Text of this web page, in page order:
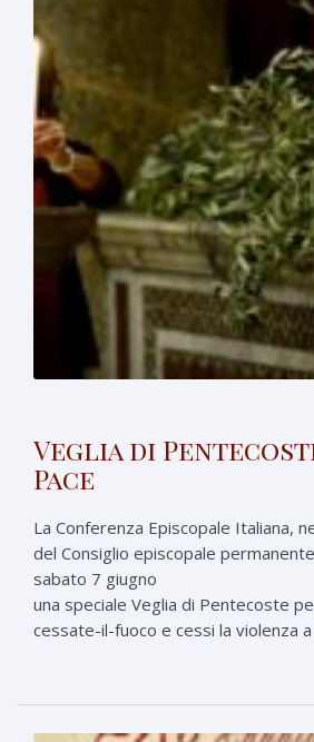
Veglia di
Pace
La Conferenza Episcopale Italiana,
del Consiglio episcopale
sabato 7 giugno
una speciale Veglia di Pentecoste
cessate-il-fuoco e cessi la violenza a